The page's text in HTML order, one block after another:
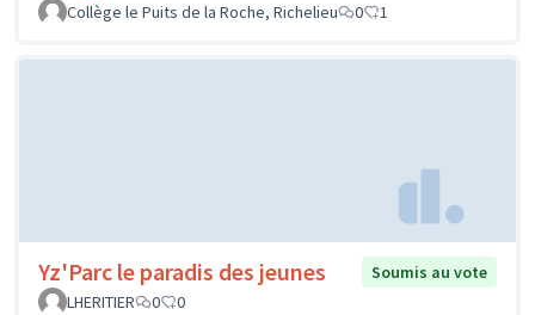
Collège le Puits de la Roche, Richelieu
0 1
Yz'Parc le paradis des jeunes
Soumis au vote
LHERITIER
0 0